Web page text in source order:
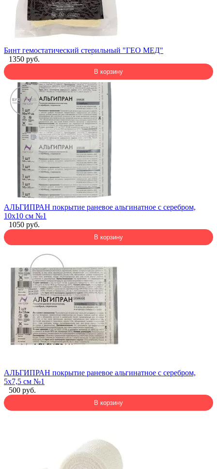
Бинт гемостатический стерильный "ГЕО МЕД"
1350 руб.
В корзину
АЛЬГИПРАН покрытие раневое альгинатное с серебром,
10х10 см №1
1050 руб.
В корзину
АЛЬГИПРАН покрытие раневое альгинатное с серебром,
5х7,5 см №1
500 руб.
В корзину